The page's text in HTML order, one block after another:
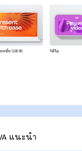
แนะนำ